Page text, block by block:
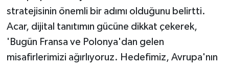
stratejisinin önemli bir adımı olduğunu belirtti.
Acar, dijital tanıtımın gücüne dikkat çekerek,
'Bugün Fransa ve Polonya'dan gelen
misafirlerimizi ağırlıyoruz. Hedefimiz, Avrupa'nın